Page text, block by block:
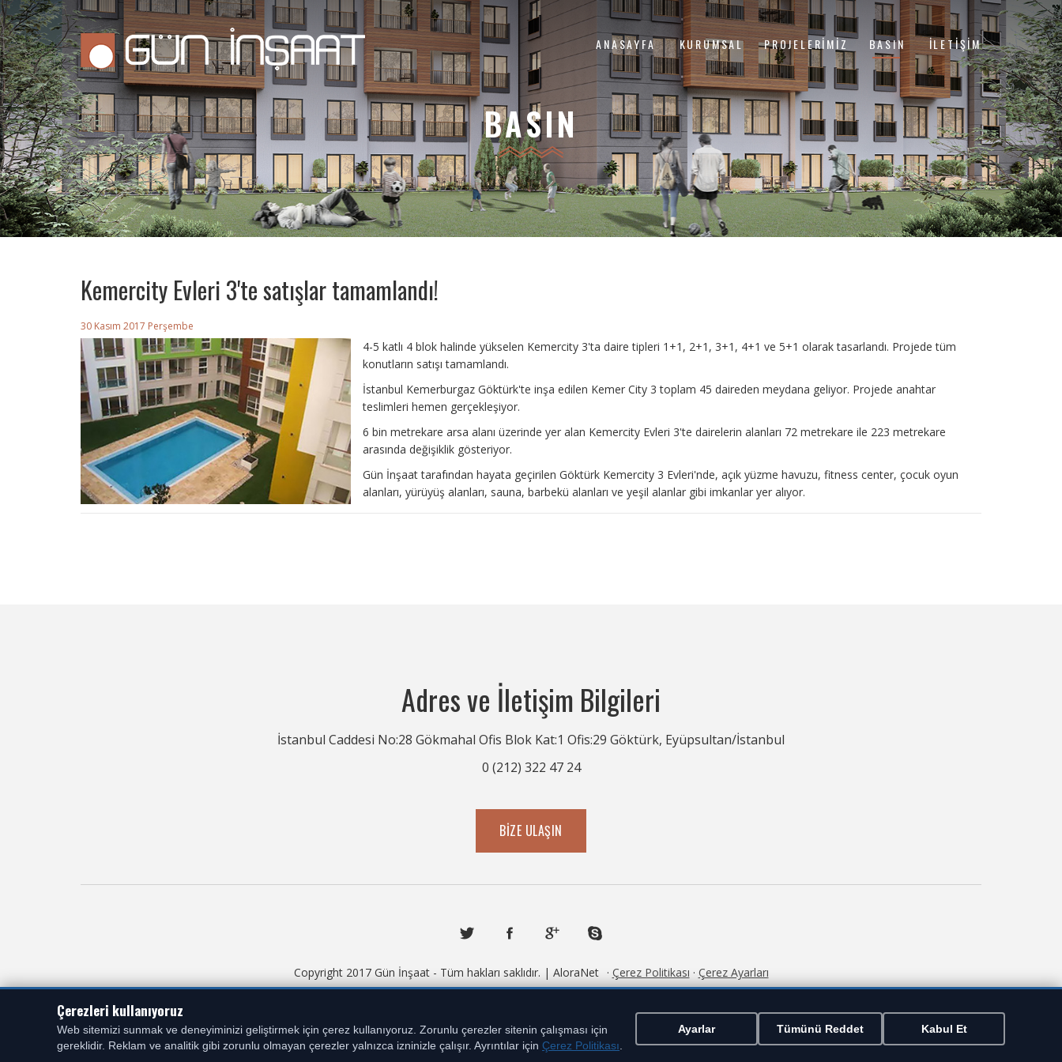
ANASAYFA KURUMSAL PROJELERIMIZ BASIN İLETIŞIM
BASIN
Kemercity Evleri 3'te satışlar tamamlandı!
30 Kasım 2017 Perşembe
4-5 katlı 4 blok halinde yükselen Kemercity 3'ta daire tipleri 1+1, 2+1, 3+1, 4+1 ve 5+1 olarak tasarlandı. Projede tüm
konutların satışı tamamlandı.
İstanbul Kemerburgaz Göktürk'te inşa edilen Kemer City 3 toplam 45 daireden meydana geliyor. Projede anahtar
teslimleri hemen gerçekleşiyor.
6 bin metrekare arsa alanı üzerinde yer alan Kemercity Evleri 3'te dairelerin alanları 72 metrekare ile 223 metrekare
arasında değişiklik gösteriyor.
Gün İnşaat tarafından hayata geçirilen Göktürk Kemercity 3 Evleri'nde, açık yüzme havuzu, fitness center, çocuk oyun
alanları, yürüyüş alanları, sauna, barbekü alanları ve yeşil alanlar gibi imkanlar yer alıyor.
Adres ve İletişim Bilgileri
İstanbul Caddesi No:28 Gökmahal Ofis Blok Kat:1 Ofis:29 Göktürk, Eyüpsultan/İstanbul
0 (212) 322 47 24
BIZE ULAŞIN
Copyright 2017 Gün İnşaat - Tüm hakları saklıdır. | AloraNet · Çerez Politikası · Çerez Ayarları
Çerezleri kullanıyoruz
Web sitemizi sunmak ve deneyiminizi geliştirmek için çerez kullanıyoruz. Zorunlu çerezler sitenin çalışması için
gereklidir. Reklam ve analitik gibi zorunlu olmayan çerezler yalnızca izninizle çalışır. Ayrıntılar için Çerez Politikası.
Ayarlar Tümünü Reddet Kabul Et